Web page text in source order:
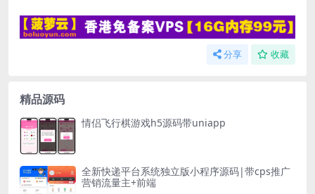
分享 收藏
精品源码
情侣飞行棋游戏h5源码带uniapp
全新快递平台系统独立版小程序源码|带cps推广
营销流量主+前端